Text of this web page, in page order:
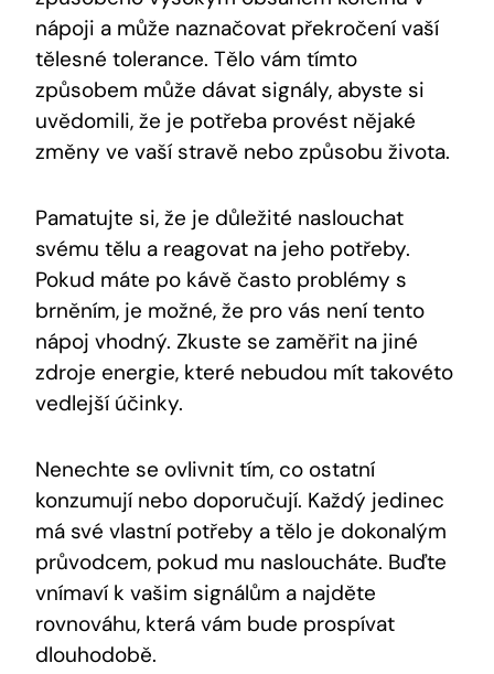
nápoji a může naznačovat překročení vaší
tělesné tolerance. Tělo vám tímto
způsobem může dávat signály, abyste si
uvědomili, že je potřeba provést nějaké
změny ve vaší stravě nebo způsobu života.
Pamatujte si, že je důležité naslouchat
svému tělu a reagovat na jeho potřeby.
Pokud máte po kávě často problémy s
brněním, je možné, že pro vás není tento
nápoj vhodný. Zkuste se zaměřit na jiné
zdroje energie, které nebudou mít takovéto
vedlejší účinky.
Nenechte se ovlivnit tím, co ostatní
konzumují nebo doporučují. Každý jedinec
má své vlastní potřeby a tělo je dokonalým
průvodcem, pokud mu nasloucháte. Buďte
vnímaví k vašim signálům a najděte
rovnováhu, která vám bude prospívat
dlouhodobě.